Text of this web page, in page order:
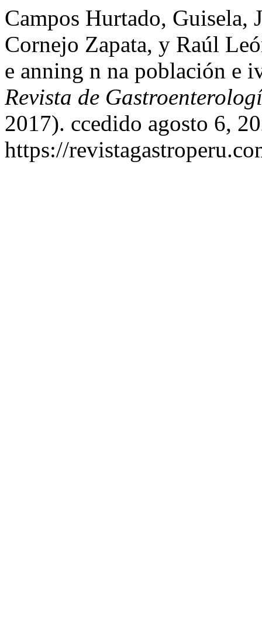
Campos Hurtado, Guisela,
Cornejo Zapata, y Raúl
e anning n na población e
Revista de
2017). ccedido agosto 6,
https://